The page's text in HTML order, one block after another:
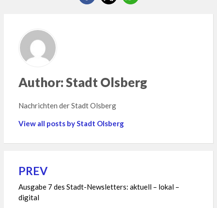
Author:Stadt Olsberg
Nachrichten der Stadt Olsberg
View all posts by Stadt Olsberg
Beitragsnavigation
PREV
Ausgabe 7 des Stadt-Newsletters: aktuell – lokal –
digital